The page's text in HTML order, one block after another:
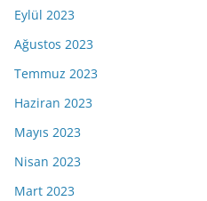
Eylül 2023
Ağustos 2023
Temmuz 2023
Haziran 2023
Mayıs 2023
Nisan 2023
Mart 2023